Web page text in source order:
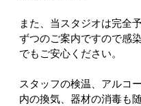
また、当スタジオは完全
ずつのご案内ですので感
でもご安心ください。
スタッフの検温、アルコ
内の換気、器材の消毒も